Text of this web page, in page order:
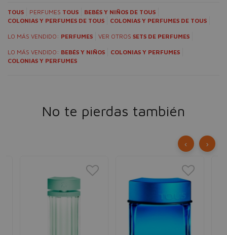
TOUS PERFUMES TOUS
BEBÉS Y NIÑOS DE TOUS
COLONIAS Y PERFUMES DE TOUS
COLONIAS Y PERFUMES DE TOUS
LO MÁS VENDIDO: PERFUMES VER OTROS SETS DE PERFUMES
LO MÁS VENDIDO: BEBÉS Y NIÑOS
COLONIAS Y PERFUMES
COLONIAS Y PERFUMES
No te pierdas también
‹ ›